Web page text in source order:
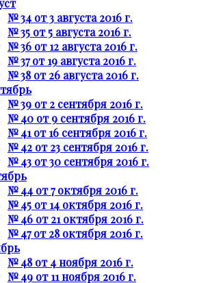
№ 34 от 3 августа 2016 г.
№ 35 от 5 августа 2016 г.
№ 36 от 12 августа 2016 г.
№ 37 от 19 августа 2016 г.
№ 38 от 26 августа 2016 г.
№ 39 от 2 сентября 2016 г.
№ 40 от 9 сентября 2016 г.
№ 41 от 16 сентября 2016 г.
№ 42 от 23 сентября 2016 г.
№ 43 от 30 сентября 2016 г.
№ 44 от 7 октября 2016 г.
№ 45 от 14 октября 2016 г.
№ 46 от 21 октября 2016 г.
№ 47 от 28 октября 2016 г.
№ 48 от 4 ноября 2016 г.
№ 49 от 11 ноября 2016 г.